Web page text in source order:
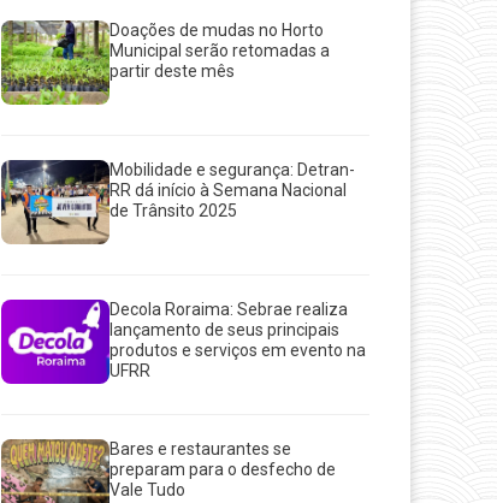
Doações de mudas no Horto
Municipal serão retomadas a
partir deste mês
Mobilidade e segurança: Detran-
RR dá início à Semana Nacional
de Trânsito 2025
Decola Roraima: Sebrae realiza
lançamento de seus principais
produtos e serviços em evento na
UFRR
Bares e restaurantes se
preparam para o desfecho de
Vale Tudo